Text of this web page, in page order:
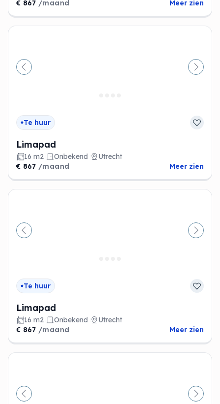
€ 867 /maand Meer zien
Vorige
Te huur
Limapad
16 m2 Onbekend
Utrecht
€ 867 /maand Meer zien
Vorige
Te huur
Limapad
16 m2 Onbekend
Utrecht
€ 867 /maand Meer zien
Vorige